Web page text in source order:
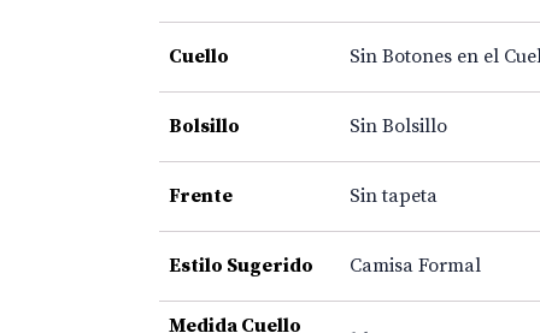
Cuello Sin Botones en el
Bolsillo Sin Bolsillo
Frente Sin tapeta
Estilo Sugerido Camisa Formal
Medida Cuello